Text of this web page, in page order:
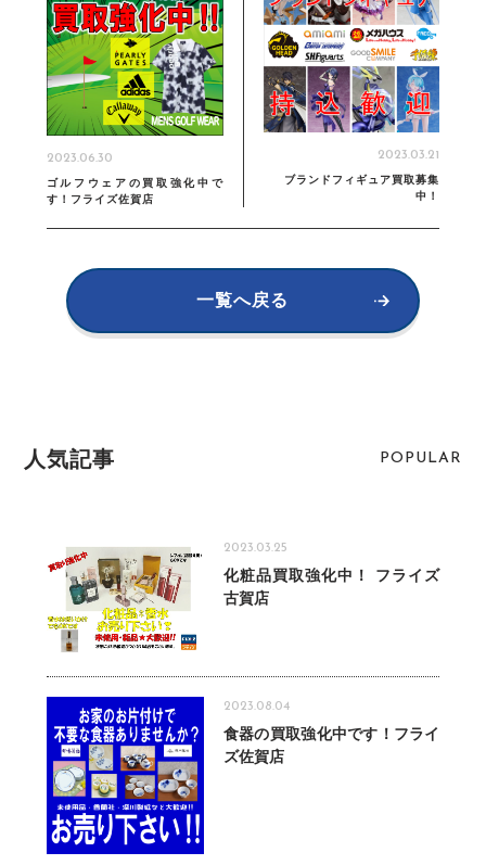
2023.06.30
ゴルフウェアの買取強化中で
す！フライズ佐賀店
2023.03.21
ブランドフィギュア買取募集
中！
一覧へ戻る
人気記事 POPULAR
2023.03.25
化粧品買取強化中！ フライズ
古賀店
2023.08.04
食器の買取強化中です！フライ
ズ佐賀店